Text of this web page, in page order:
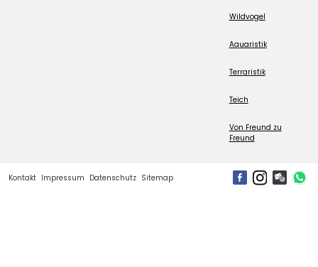
Wildvogel
Aquaristik
Terraristik
Teich
Von Freund zu
Freund
Kontakt Impressum Datenschutz Sitemap